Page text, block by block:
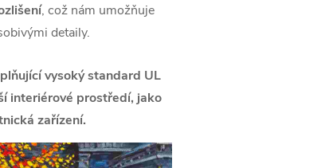
, což nám umožňuje
detaily.
vysoký standard UL
interiérové prostředí, jako
zařízení.